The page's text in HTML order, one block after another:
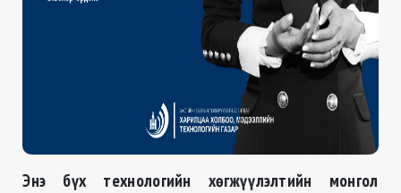
Энэ бүх технологийн хөгжүүлэлтийн монгол